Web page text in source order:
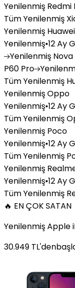
Yenilenmiş Redmi
Tüm Yenilenmiş
Yenilenmiş Huawei
Yenilenmiş•12 Ay
Yenilenmiş Nova
P60 Pro
Tüm Yenilenmiş
Yenilenmiş Oppo
Yenilenmiş•12 Ay
Tüm Yenilenmiş
Yenilenmiş Poco
Yenilenmiş•12 Ay
Tüm Yenilenmiş
Yenilenmiş
Yenilenmiş•12 Ay
Tüm Yenilenmiş
🔥 EN ÇOK SATAN
Yenilenmiş Apple
30.949 TL'den